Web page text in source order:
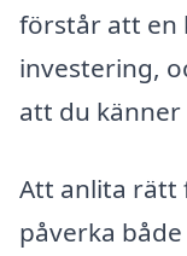
förstår att en
investering,
att du
Att anlita rätt
påverka